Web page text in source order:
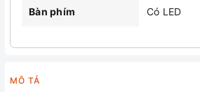
Bàn phím Có LED
MÔ TẢ